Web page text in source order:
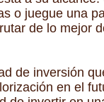
o juegue una
de lo mejor
de inversión
en el